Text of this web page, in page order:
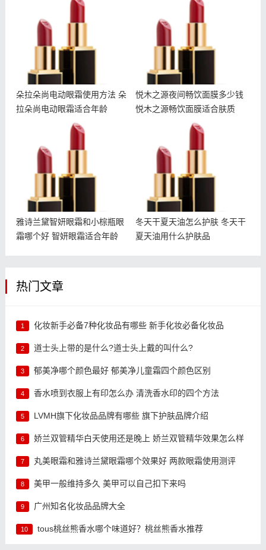
朵拉朵尚电动眼霜使用方法 朵
拉朵尚电动眼霜适合年龄
悦木之源夜间畅饮面膜多少钱
悦木之源畅饮面膜适合肤质
雅诗兰黛智妍眼霜和小棕瓶
雅诗兰黛智妍眼霜和小棕瓶眼
霜哪个好 智妍眼霜适合年龄
冬天干夏天油怎么护肤 冬
冬天干夏天油怎么护肤 冬天干
夏天油用什么护肤品
热门文章
1 化妆新手必备7种化妆品有哪些 新手化妆必备化妆品
2 道士头上带的是什么?道士头上戴的叫什么?
3 郁美净哪个颜色最好 郁美净儿童霜四个颜色区别
4 香水喷到衣服上有印怎么办 清洗香水印的四个方法
5 LVMH旗下化妆品品牌有哪些 旗下护肤品牌介绍
6 娇兰双管精华白天使用还是晚上 娇兰双管精华效果怎么样
7 丸美眼霜和雅诗兰黛眼霜哪个效果好 两款眼霜使用测评
8 美甲一般维持多久 美甲可以自己扣下来吗
9 广州知名化妆品品牌大全
10 tous桃丝熊香水哪个味道好？桃丝熊香水推荐